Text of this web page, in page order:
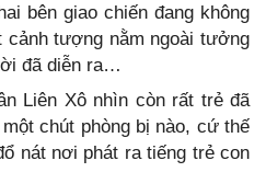
bên giao chiến đang không
cảnh tượng nằm ngoài tưởng
đã diễn ra…
Liên Xô nhìn còn rất trẻ đã
chút phòng bị nào, cứ thế
nát nơi phát ra tiếng trẻ con